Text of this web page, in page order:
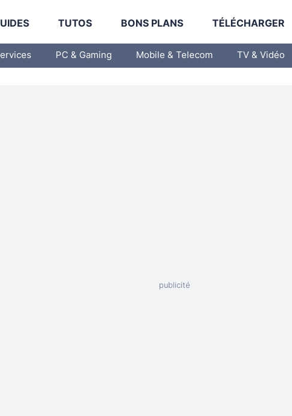
TUTOS BONS PLANS TÉLÉCHARGER
PC & Gaming Mobile & Telecom TV & Vidéo